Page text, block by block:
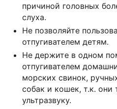
причиной головных
слуха.
Не позволяйте
отпугивателем детям.
Не держите в одном
отпугивателем
морских свинок,
собак и кошек, т.к. они
ультразвуку.